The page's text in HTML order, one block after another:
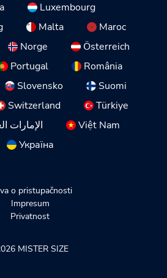
Luxembourg
Malta
Maroc
Norge
Österreich
Portugal
România
Slovensko
Suomi
Switzerland
Türkiye
الإمارات
Việt Nam
Україна
o pristupačnosti
Impresum
Privatnost
MISTER SIZE